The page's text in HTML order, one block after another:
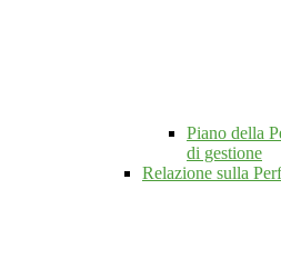
Piano della
di gestione
Relazione sulla